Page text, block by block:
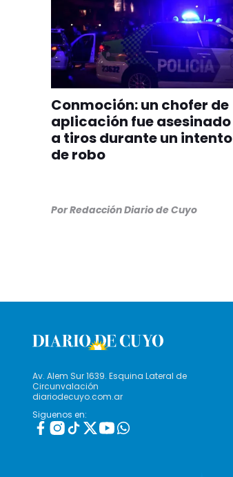
Conmoción: un chofer de
aplicación fue asesinado
a tiros durante un intento
de robo
PorRedacción Diario de Cuyo
Av. Alem Sur 1639. Esquina Lateral de
Circunvalación
diariodecuyo.com.ar
Siguenos en: